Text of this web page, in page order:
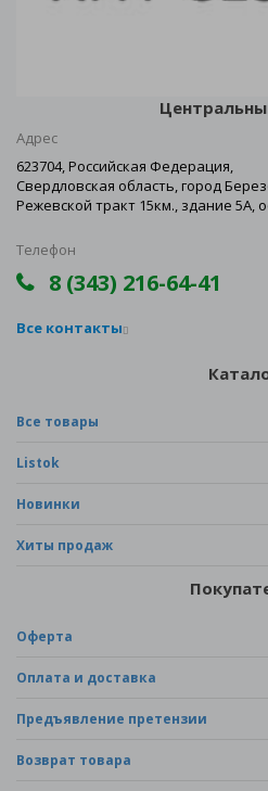
Адрес
623704, Российская Федерация,
Свердловская область, город
Режевской тракт 15км., здание 5А,
Телефон
8 (343) 216-64-41
Все контакты
Все товары
Listok
Новинки
Хиты продаж
Оферта
Оплата и доставка
Предъявление претензии
Возврат товара